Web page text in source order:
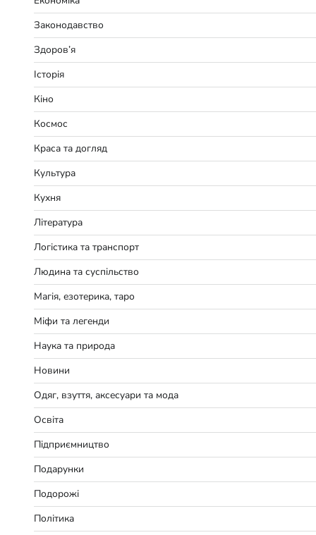
Законодавство
Здоров’я
Історія
Кіно
Космос
Краса та догляд
Культура
Кухня
Література
Логістика та транспорт
Людина та суспільство
Магія, езотерика, таро
Міфи та легенди
Наука та природа
Новини
Одяг, взуття, аксесуари та мода
Освіта
Підприємництво
Подарунки
Подорожі
Політика